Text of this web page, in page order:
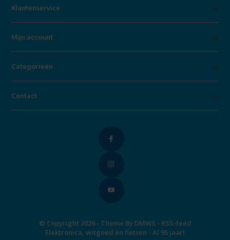
Klantenservice
Mijn account
Categorieën
Contact
© Copyright 2026 - Theme By DMWS - RSS-feed
Elektronica, witgoed én fietsen - Al 95 jaar!